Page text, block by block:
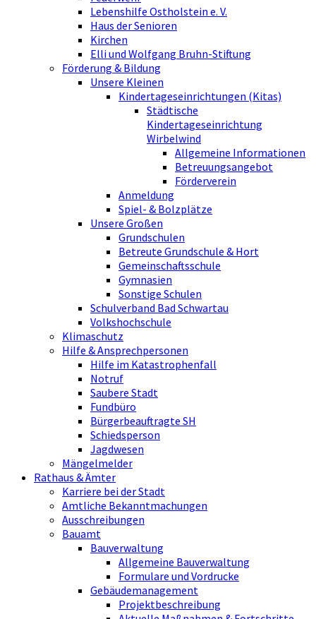
Lebenshilfe Ostholstein e. V.
Haus der Senioren
Kirchen
Elli und Wolfgang Bruhn-Stiftung
Förderung & Bildung
Unsere Kleinen
Kindertageseinrichtungen (Kitas)
Städtische
Kindertageseinrichtung
Wirbelwind
Allgemeine Informationen
Betreuungsangebot
Förderverein
Anmeldung
Spiel- & Bolzplätze
Unsere Großen
Grundschulen
Betreute Grundschule & Hort
Gemeinschaftsschule
Gymnasien
Sonstige Schulen
Schulverband Bad Schwartau
Volkshochschule
Klimaschutz
Hilfe & Ansprechpersonen
Hilfe im Katastrophenfall
Notruf
Saubere Stadt
Fundbüro
Bürgerbeauftragte SH
Schiedsperson
Jagdwesen
Mängelmelder
Rathaus & Ämter
Karriere bei der Stadt
Amtliche Bekanntmachungen
Ausschreibungen
Bauamt
Bauverwaltung
Allgemeine Bauverwaltung
Formulare und Vordrucke
Gebäudemanagement
Projektbeschreibung